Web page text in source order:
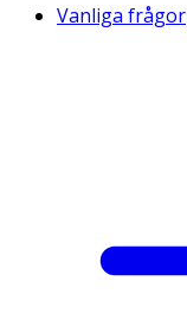
Vanliga frågor